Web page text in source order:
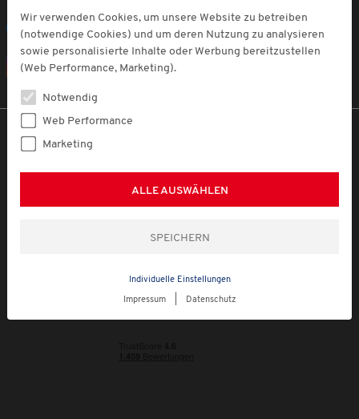
Facebook
Instagram
DARAUF VERTRAUEN UNSERE KUNDEN
Wir verwenden Cookies, um unsere Website zu betreiben
(notwendige Cookies) und um deren Nutzung zu analysieren
sowie personalisierte Inhalte oder Werbung bereitzustellen
(Web Performance, Marketing).
Notwendig
Web Performance
Marketing
ALLE AUSWÄHLEN
Individuelle Einstellungen
Impressum Datenschutz